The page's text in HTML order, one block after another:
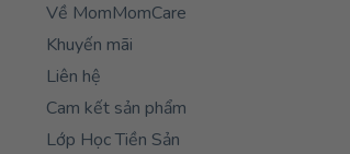
Về MomMomCare
Khuyến mãi
Liên hệ
Cam kết sản phẩm
Lớp Học Tiền Sản